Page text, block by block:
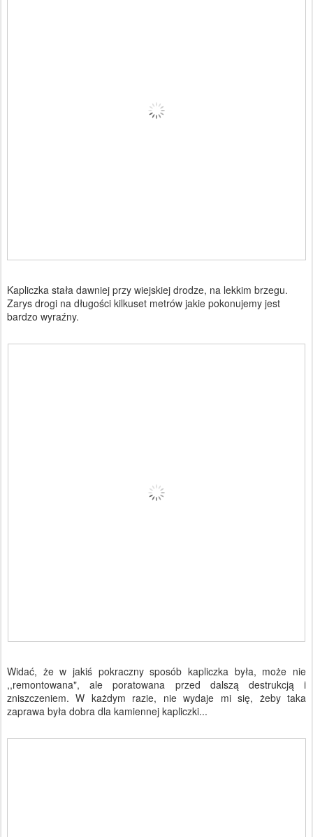
Kapliczka stała dawniej przy wiejskiej drodze, na lekkim brzegu.
Zarys drogi na długości kilkuset metrów jakie pokonujemy jest
bardzo wyraźny.
Widać, że w jakiś pokraczny sposób kapliczka była, może nie
,,remontowana", ale poratowana przed dalszą destrukcją i
zniszczeniem. W każdym razie, nie wydaje mi się, żeby taka
zaprawa była dobra dla kamiennej kapliczki...